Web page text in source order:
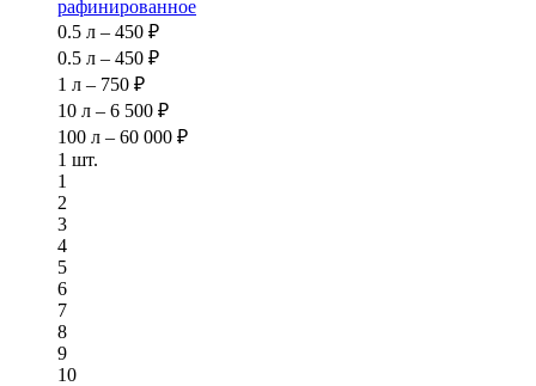
рафинированное
0.5 л – 450 ₽
0.5 л – 450 ₽
1 л – 750 ₽
10 л – 6 500 ₽
100 л – 60 000 ₽
1 шт.
1
2
3
4
5
6
7
8
9
10